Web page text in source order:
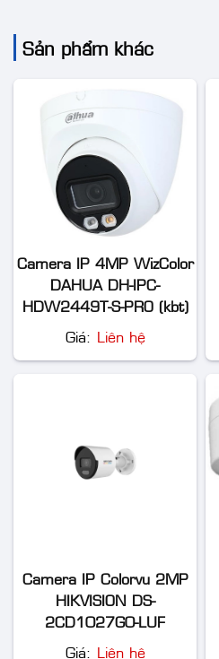
Sản phẩm khác
Camera IP 4MP WizColor
DAHUA DH-IPC-
HDW2449T-S-PRO (kbt)
Giá: Liên hệ
Camera IP Colorvu 2MP
HIKVISION DS-
2CD1027G0-LUF
Giá: Liên hệ